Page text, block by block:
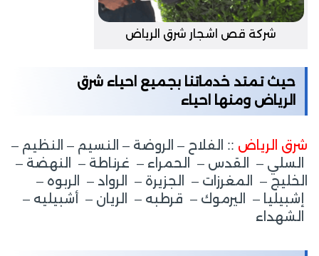
شركة قص اشجار شرق الرياض
حيث تمتد خدماتنا بجميع احياء شرق
الرياض ومنها احياء
شرق الرياض :: الفلاح – الروضة – النسيم – النظيم –
السلي – القدس – الحمراء – غرناطة – النهضة –
الخليج – المغرزات – الجزيرة – الرواد – الربوه –
إشبيليا – اليرموك – قرطبه – الريان – أشبيليه –
الشهداء